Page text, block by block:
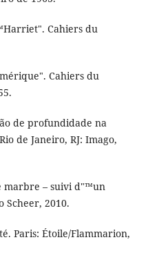
Cahiers du
Cahiers du
de profundidade na
de Janeiro, RJ: Imago,
marbre – suivi d"™un
Scheer, 2010.
Paris: Étoile/Flammarion,